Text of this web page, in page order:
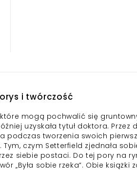
i twórczość
mogą pochwalić się
uzyskała tytuł doktora.
podczas tworzenia swoich
czym Setterfield zjednała
siebie postaci. Do tej pory na
„Była sobie rzeka”. Obie książki